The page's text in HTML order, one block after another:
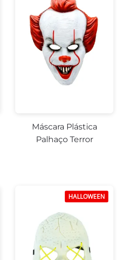
Máscara Plástica
Palhaço Terror
HALLOWEEN